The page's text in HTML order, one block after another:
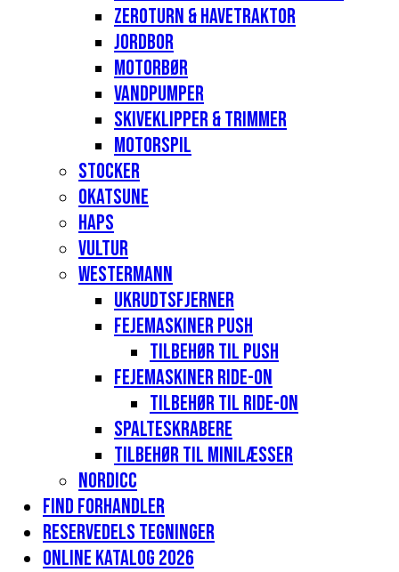
Zeroturn & havetraktor
Jordbor
Motorbør
Vandpumper
Skiveklipper & Trimmer
Motorspil
Stocker
Okatsune
Haps
Vultur
Westermann
Ukrudtsfjerner
Fejemaskiner Push
Tilbehør til push
Fejemaskiner Ride-on
Tilbehør til Ride-on
Spalteskrabere
Tilbehør til minilæsser
Nordicc
Find forhandler
Reservedels tegninger
Online katalog 2026